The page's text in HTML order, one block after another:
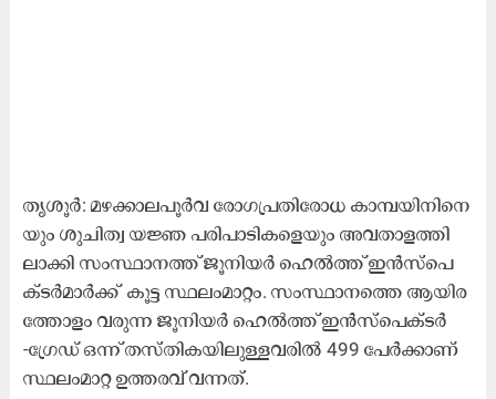
തൃ​ശൂ​ര്‍: മ​ഴ​ക്കാ​ല​പൂ​ര്‍വ രോ​ഗ​പ്ര​തി​രോ​ധ കാ​മ്പ​യി​നി​നെ​
യും ശു​ചി​ത്വ യ​ജ്ഞ പ​രി​പാ​ടി​ക​ളെ​യും അ​വ​താ​ള​ത്തി​
ലാ​ക്കി സം​സ്ഥാ​ന​ത്ത് ജൂ​നി​യ​ര്‍ ഹെ​ല്‍ത്ത് ഇ​ന്‍സ്‌​പെ​
ക്ട​ര്‍മാ​ര്‍ക്ക് കൂ​ട്ട സ്ഥ​ലം​മാ​റ്റം. സം​സ്ഥാ​ന​ത്തെ ആ​യി​ര​
ത്തോ​ളം വ​രു​ന്ന ജൂ​നി​യ​ര്‍ ഹെ​ല്‍ത്ത് ഇ​ന്‍സ്‌​പെ​ക്ട​ര്‍
-ഗ്രേ​ഡ് ഒ​ന്ന് ത​സ്തി​ക​യി​ലു​ള്ള​വ​രി​ല്‍ 499 പേ​ര്‍ക്കാ​ണ്
സ്ഥ​ലം​മാ​റ്റ ഉ​ത്ത​ര​വ് വ​ന്ന​ത്.